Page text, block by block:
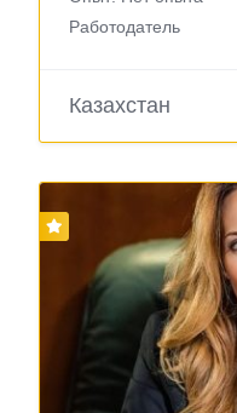
Работодатель
Казахстан